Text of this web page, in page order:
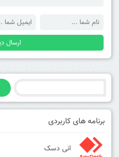
برنامه های کاربردی
انی دسک